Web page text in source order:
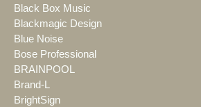
Black Box Music
Blackmagic Design
Blue Noise
Bose Professional
BRAINPOOL
Brand-L
BrightSign